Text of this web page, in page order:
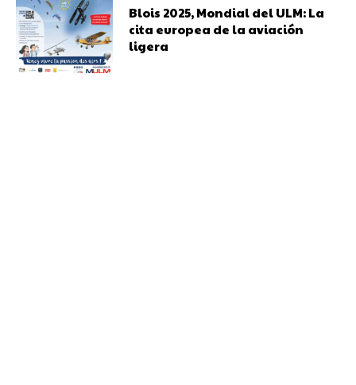
Blois 2025, Mondial del ULM: La
cita europea de la aviación
ligera